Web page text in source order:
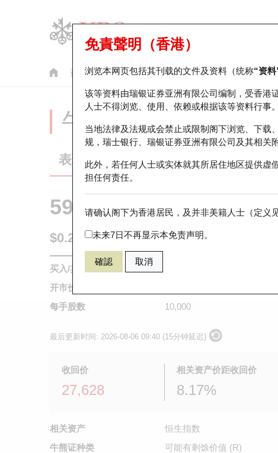
认股证 牛熊证 美股指数产品 轮证市场统计
免責聲明（香港）
浏览本网页包括其刊载的文件及资料（统称“资料
该等资料由瑞银证券亚洲有限公司编制，受香港
人士不得浏览、使用、依赖或根据该等资料行事
当地法律及法规或会禁止或限制阁下浏览、下载
规，瑞士银行、瑞银证券亚洲有限公司及其相关
此外，若任何人士或实体就其所居住地区提供虚
担任何责任。
请确认阁下为香港居民，及并非美籍人士（定义
未来7日不再显示本免责声明。
確認 取消
牛熊证分析仪
表现 街货统计 比较
59994 瑞银熊证 HSI 恒生指数
$0.205 0.033 (+19.19%) 即时
买入/卖出价
开市价
每手股数
10,000
最后更新时间: 2026-08-06 09:40 (15分钟延迟)
收回价
27,628
相关资产价距收回价
8.17%
相关资产
恒生指数
牛熊证种类
可能有剩馀价值 (R)